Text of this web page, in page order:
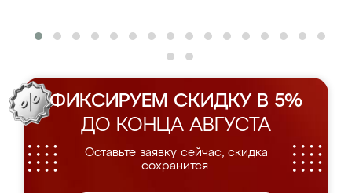
ФИКСИРУЕМ СКИДКУ В 5%
ДО КОНЦА АВГУСТА
Оставьте заявку сейчас, скидка
сохранится.